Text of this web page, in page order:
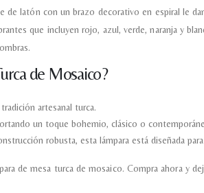
de latón con un brazo decorativo en espiral le
que incluyen rojo, azul, verde, naranja y
de Mosaico?
artesanal turca.
un toque bohemio, clásico o
robusta, esta lámpara está diseñada
de mesa turca de mosaico. Compra ahora y